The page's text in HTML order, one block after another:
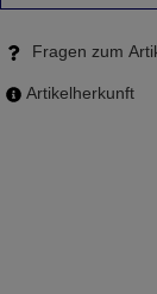
Fragen zum
Artikelherkunft